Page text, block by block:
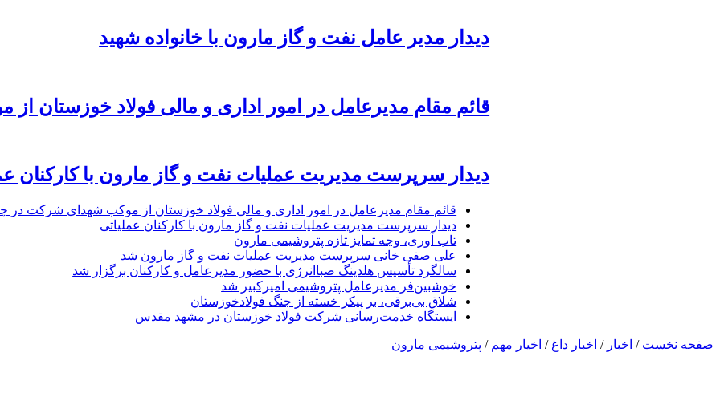
دیدار مدیر عامل نفت و گاز مارون با خانواده شهید
قائم مقام مدیرعامل در امور اداری و مالی فولاد خوزستان
دیدار سرپرست مدیریت عملیات نفت و گاز مارون با کارکنان
قائم مقام مدیرعامل در امور اداری و مالی فولاد خوزستان از موکب شهدای شرکت در
دیدار سرپرست مدیریت عملیات نفت و گاز مارون با کارکنان عملیاتی
تاب آوری، وجه تمایز تازه پتروشیمی مارون
علی صفی خانی سرپرست مدیریت عملیات نفت و گاز مارون شد
سالگرد تأسیس هلدینگ صباانرژی با حضور مدیرعامل و کارکنان برگزار شد
خوشبین‌فر مدیرعامل پتروشیمی امیرکبیر شد
شلاق‌ بی‌برقی، بر پیکر خسته‌ از جنگ فولادخوزستان
ایستگاه خدمت‌رسانی شرکت فولاد خوزستان در مشهد مقدس
صفحه نخست / اخبار / اخبار داغ / اخیار مهم / پتروشیمی مارون